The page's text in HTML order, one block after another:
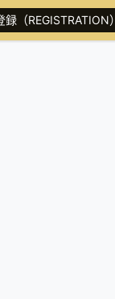
録（REGISTRATION）